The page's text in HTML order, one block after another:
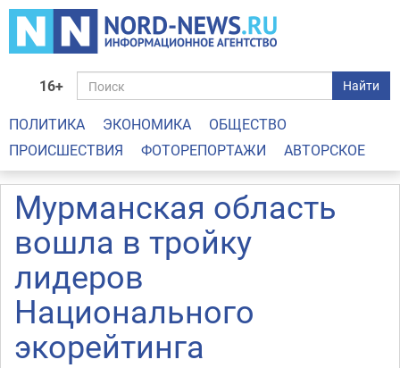
16+ Найти
ПОЛИТИКА ЭКОНОМИКА
ОБЩЕСТВО
ПРОИСШЕСТВИЯ
ФОТОРЕПОРТАЖИ АВТОРСКОЕ
Мурманская область
вошла в тройку
лидеров
Национального
экорейтинга